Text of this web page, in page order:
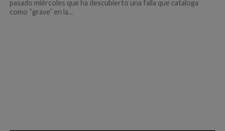
pasado miércoles que ha descubierto una falla que cataloga
como “grave” en la...